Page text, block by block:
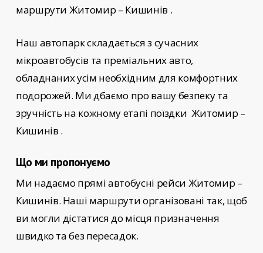
маршрути Житомир – Кишинів .
Наш автопарк складається з сучасних
мікроавтобусів та преміальних авто,
обладнаних усім необхідним для комфортних
подорожей. Ми дбаємо про вашу безпеку та
зручність на кожному етапі поїздки Житомир –
Кишинів .
Що ми пропонуємо
Ми надаємо прямі автобусні рейси Житомир –
Кишинів. Наші маршрути організовані так, щоб
ви могли дістатися до місця призначення
швидко та без пересадок.